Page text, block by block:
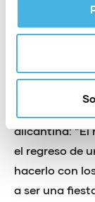
importancia
ha referido
alicantina: “El
el regreso de
hacerlo con
a ser una